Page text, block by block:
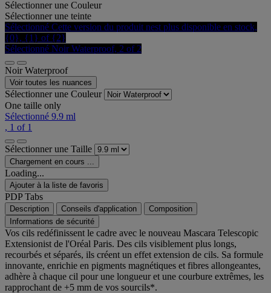
Sélectionner une Couleur
Sélectionner une teinte
Sélectionné Cette version du produit nest plus disponible en stock,
{0}, {1} of {2}
Sélectionné Noir Waterproof, 2 of 2
Noir Waterproof
Voir toutes les nuances
Sélectionner une Couleur
One taille only
Sélectionné 9.9 ml
, 1 of 1
Sélectionner une Taille
Chargement en cours ...
Loading...
Ajouter à la liste de favoris
PDP Tabs
Description Conseils d'application
Composition
Informations de sécurité
Vos cils redéfinissent le cadre avec le nouveau Mascara Telescopic
Extensionist de l'Oréal Paris. Des cils visiblement plus longs,
recourbés et séparés, ils créent un effet extension de cils. Sa formule
innovante, enrichie en pigments magnétiques et fibres allongeantes,
adhère à chaque cil pour une longueur et une courbure extrêmes, les
rapprochant de +5 mm de vos sourcils*.